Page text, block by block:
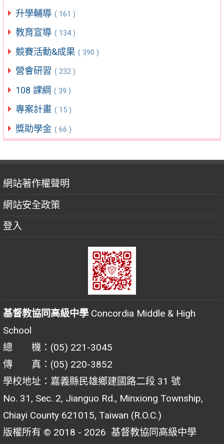
升學輔導 ( 161 )
教育宣導 ( 134 )
競賽活動&成果 ( 390 )
營會研習 ( 232 )
108 課綱 ( 39 )
專案計畫 ( 15 )
獎助學金 ( 66 )
網站著作權聲明
網站安全政策
登入
基督教協同高級中學 Concordia Middle & High
School
總 機：(05) 221-3045
傳 真：(05) 220-3852
學校地址：嘉義縣民雄鄉建國路二段 31 號
No. 31, Sec. 2, Jianguo Rd., Minxiong Township,
Chiayi County 621015, Taiwan (R.O.C.)
版權所有 © 2018 - 2026 基督教協同高級中學